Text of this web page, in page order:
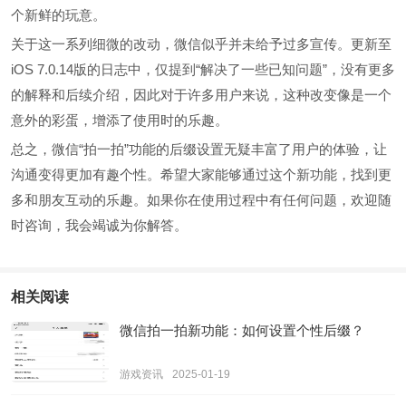
个新鲜的玩意。
关于这一系列细微的改动，微信似乎并未给予过多宣传。更新至
iOS 7.0.14版的日志中，仅提到“解决了一些已知问题”，没有更多
的解释和后续介绍，因此对于许多用户来说，这种改变像是一个
意外的彩蛋，增添了使用时的乐趣。
总之，微信“拍一拍”功能的后缀设置无疑丰富了用户的体验，让
沟通变得更加有趣个性。希望大家能够通过这个新功能，找到更
多和朋友互动的乐趣。如果你在使用过程中有任何问题，欢迎随
时咨询，我会竭诚为你解答。
相关阅读
微信拍一拍新功能：如何设置个性后缀？
游戏资讯 2025-01-19